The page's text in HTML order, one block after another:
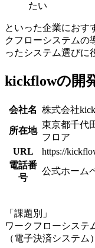
たい
といった企業におす
クフローシステムの
ったシステム選びに
kickflowの開
会社名 株式会社
所在地
東京都千代
フロア
URL
https://
電話番
号
公式ホーム
「課題別」
ワークフローシステ
（電子決済システム